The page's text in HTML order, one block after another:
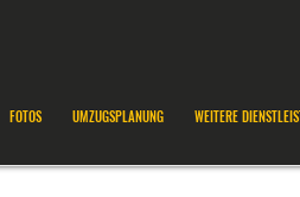
FOTOS UMZUGSPLANUNG WEITERE